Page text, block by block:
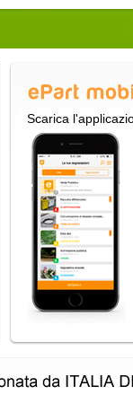
Scarica